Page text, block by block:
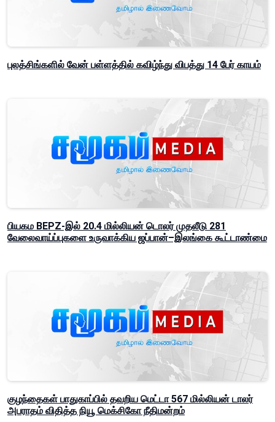
புலத்சிங்களில் வேன் பள்ளத்தில் கவிழ்ந்து விபத்து 14 பேர் காயம்
பியகம BEPZ-இல் 20.4 மில்லியன் டொலர் முதலீடு 281
வேலைவாய்ப்புகளை உருவாக்கிய ஜப்பான்–இலங்கை கூட்டாண்மை
குழந்தைகள் பாதுகாப்பில் தவறிய மெட்டா 567 மில்லியன் டாலர்
அபராதம் விதித்த நியூ மெக்சிகோ நீதிமன்றம்